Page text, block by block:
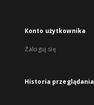
Konto użytkownika
Zaloguj się
Historia przeglądania